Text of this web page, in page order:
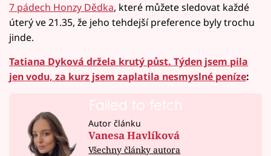
7 pádech Honzy Dědka, které můžete sledovat každé
úterý ve 21.35, že jeho tehdejší preference byly trochu
jinde.
Tatiana Dyková držela krutý půst. Týden jsem pila
jen vodu, za kurz jsem zaplatila nesmyslné peníze:
Failed to fetch
Autor článku
Vanesa Havlíková
Všechny články autora